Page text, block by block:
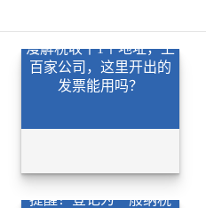
漫解税收丨1个地址，上
百家公司，这里开出的
发票能用吗？
提醒！登记为一般纳税